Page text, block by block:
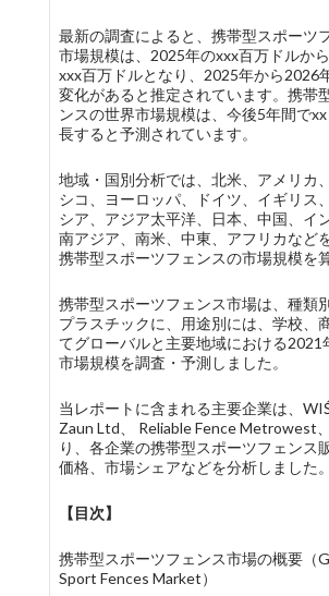
最新の調査によると、携帯型スポーツ
市場規模は、2025年のxxx百万ドルか
xxx百万ドルとなり、2025年から2026
変化があると推定されています。携帯
ンスの世界市場規模は、今後5年間で
長すると予測されています。
地域・国別分析では、北米、アメリカ
シコ、ヨーロッパ、ドイツ、イギリス
シア、アジア太平洋、日本、中国、イ
南アジア、南米、中東、アフリカなど
携帯型スポーツフェンスの市場規模を
携帯型スポーツフェンス市場は、種類
プラスチックに、用途別には、学校、
てグローバルと主要地域における2021
市場規模を調査・予測しました。
当レポートに含まれる主要企業は、
Zaun Ltd、 Reliable Fence Metrowest
り、各企業の携帯型スポーツフェンス
価格、市場シェアなどを分析しました。
【目次】
携帯型スポーツフェンス市場の概要（
Sport Fences Market）